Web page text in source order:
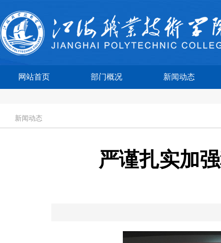
网站首页 部门概况 新闻动态
新闻动态
严谨扎实加